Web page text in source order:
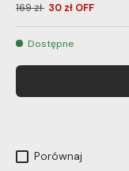
169 zł 30 zł OFF
Dostępne
Porównaj